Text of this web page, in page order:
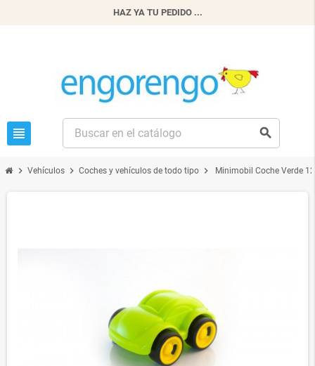
HAZ YA TU PEDIDO ...
view_headline search
chevron_right Vehículos chevron_right Coches y vehículos de todo tipo chevron_right Minimobil Coche Verde